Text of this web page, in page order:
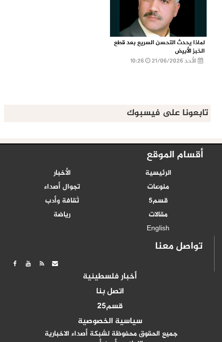
لماذا يحدث التحسن السريع بعد قطع
الخبز الأبيض
الأحد 21/06/2026
تابعونا على فيسبوك
أقسام الموقع
الرئيسية
الأخبار
منوعات
تجوال أصداء
قسم5
ثقافة وأدب
مقالات
رياضة
English
تواصل معنا
أخبار فلسطينية
اتصل بنا
قسم25
سياسية الخصوصية
جميع الحقوق محفوظة لشبكة أصداء الاخبارية